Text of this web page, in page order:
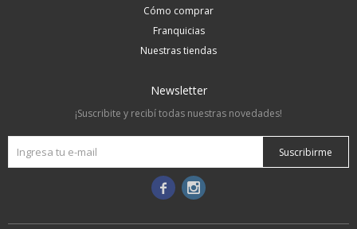
Cómo comprar
Franquicias
Nuestras tiendas
Newsletter
¡Suscribite y recibí todas nuestras novedades!
Suscribirme
 